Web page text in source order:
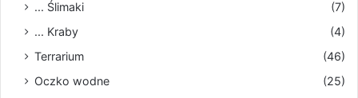
... Ślimaki
(7)
... Kraby
(4)
Terrarium
(46)
Oczko wodne
(25)